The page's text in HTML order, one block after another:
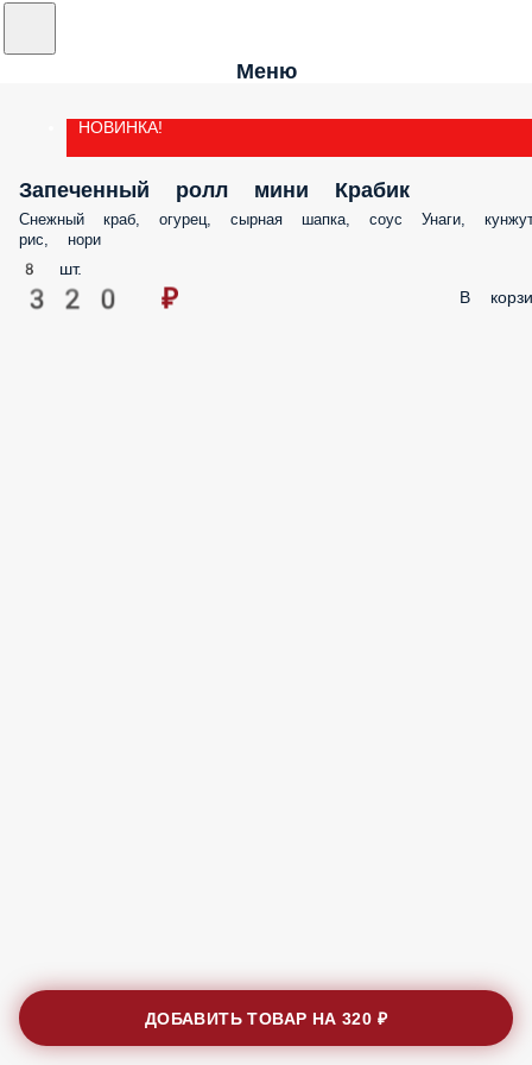
Меню
НОВИНКА!
Запеченный ролл мини Крабик
Снежный краб, огурец, сырная шапка, соус Унаги,
рис, нори
8 шт.
320 ₽ В
ДОБАВИТЬ ТОВАР НА320 ₽